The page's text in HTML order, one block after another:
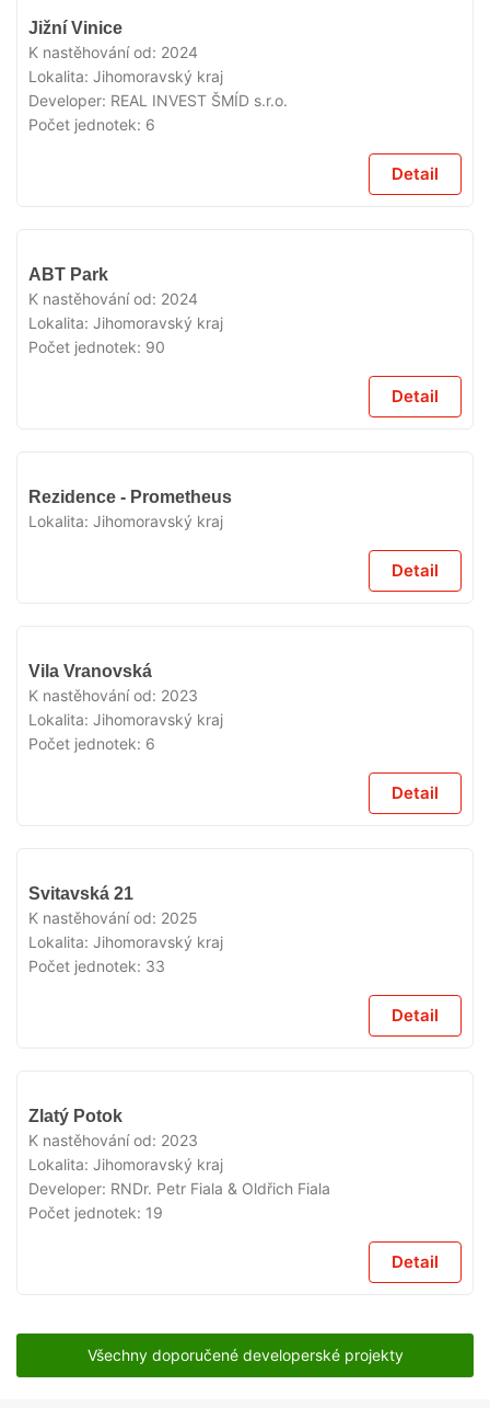
Jižní Vinice
K nastěhování od: 2024
Lokalita: Jihomoravský kraj
Developer: REAL INVEST ŠMÍD s.r.o.
Počet jednotek: 6
Detail
ABT Park
K nastěhování od: 2024
Lokalita: Jihomoravský kraj
Počet jednotek: 90
Detail
Rezidence - Prometheus
Lokalita: Jihomoravský kraj
Detail
Vila Vranovská
K nastěhování od: 2023
Lokalita: Jihomoravský kraj
Počet jednotek: 6
Detail
Svitavská 21
K nastěhování od: 2025
Lokalita: Jihomoravský kraj
Počet jednotek: 33
Detail
Zlatý Potok
K nastěhování od: 2023
Lokalita: Jihomoravský kraj
Developer: RNDr. Petr Fiala & Oldřich Fiala
Počet jednotek: 19
Detail
Všechny doporučené developerské projekty